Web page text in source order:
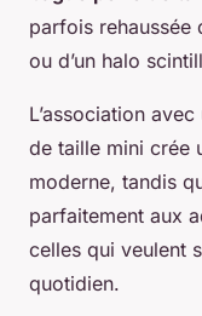
parfois rehaussée
ou d’un halo
L’association avec
de taille mini crée
moderne, tandis
parfaitement aux
celles qui veulent
quotidien.